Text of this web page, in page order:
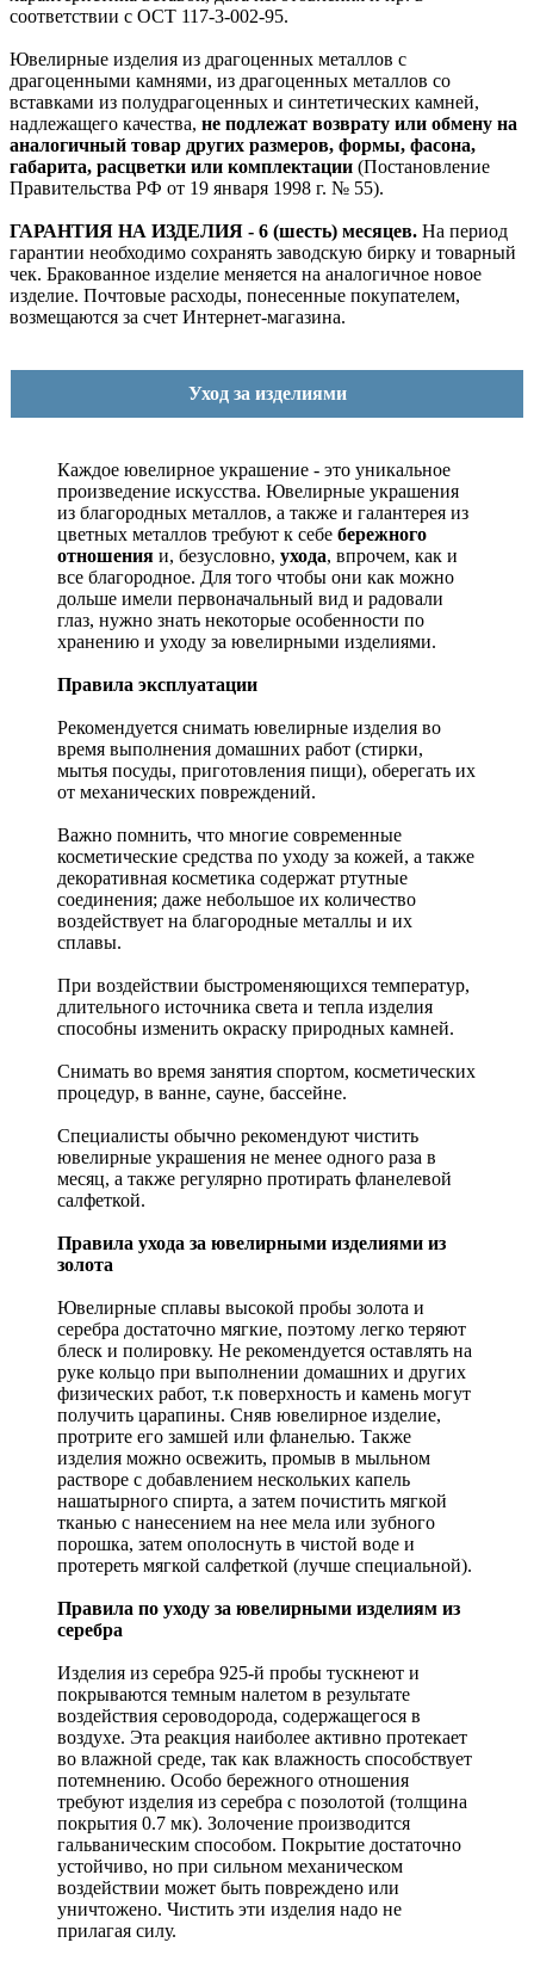
соответствии с ОСТ 117-3-002-95.
Ювелирные изделия из драгоценных металлов с
драгоценными камнями, из драгоценных металлов со
вставками из полудрагоценных и синтетических камней,
надлежащего качества, не подлежат возврату или обмену на
аналогичный товар других размеров, формы, фасона,
габарита, расцветки или комплектации (Постановление
Правительства РФ от 19 января 1998 г. № 55).
ГАРАНТИЯ НА ИЗДЕЛИЯ - 6 (шесть) месяцев. На период
гарантии необходимо сохранять заводскую бирку и товарный
чек. Бракованное изделие меняется на аналогичное новое
изделие. Почтовые расходы, понесенные покупателем,
возмещаются за счет Интернет-магазина.
Уход за изделиями
Каждое ювелирное украшение - это уникальное
произведение искусства. Ювелирные украшения
из благородных металлов, а также и галантерея из
цветных металлов требуют к себе бережного
отношения и, безусловно, ухода, впрочем, как и
все благородное. Для того чтобы они как можно
дольше имели первоначальный вид и радовали
глаз, нужно знать некоторые особенности по
хранению и уходу за ювелирными изделиями.
Правила эксплуатации
Рекомендуется снимать ювелирные изделия во
время выполнения домашних работ (стирки,
мытья посуды, приготовления пищи), оберегать их
от механических повреждений.
Важно помнить, что многие современные
косметические средства по уходу за кожей, а также
декоративная косметика содержат ртутные
соединения; даже небольшое их количество
воздействует на благородные металлы и их
сплавы.
При воздействии быстроменяющихся температур,
длительного источника света и тепла изделия
способны изменить окраску природных камней.
Снимать во время занятия спортом, косметических
процедур, в ванне, сауне, бассейне.
Специалисты обычно рекомендуют чистить
ювелирные украшения не менее одного раза в
месяц, а также регулярно протирать фланелевой
салфеткой.
Правила ухода за ювелирными изделиями из
золота
Ювелирные сплавы высокой пробы золота и
серебра достаточно мягкие, поэтому легко теряют
блеск и полировку. Не рекомендуется оставлять на
руке кольцо при выполнении домашних и других
физических работ, т.к поверхность и камень могут
получить царапины. Сняв ювелирное изделие,
протрите его замшей или фланелью. Также
изделия можно освежить, промыв в мыльном
растворе с добавлением нескольких капель
нашатырного спирта, а затем почистить мягкой
тканью с нанесением на нее мела или зубного
порошка, затем ополоснуть в чистой воде и
протереть мягкой салфеткой (лучше специальной).
Правила по уходу за ювелирными изделиям из
серебра
Изделия из серебра 925-й пробы тускнеют и
покрываются темным налетом в результате
воздействия сероводорода, содержащегося в
воздухе. Эта реакция наиболее активно протекает
во влажной среде, так как влажность способствует
потемнению. Особо бережного отношения
требуют изделия из серебра с позолотой (толщина
покрытия 0.7 мк). Золочение производится
гальваническим способом. Покрытие достаточно
устойчиво, но при сильном механическом
воздействии может быть повреждено или
уничтожено. Чистить эти изделия надо не
прилагая силу.